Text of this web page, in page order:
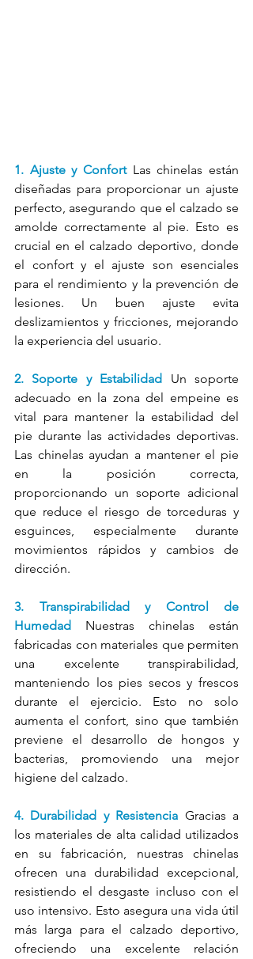
1. Ajuste y Confort Las chinelas están
diseñadas para proporcionar un ajuste
perfecto, asegurando que el calzado se
amolde correctamente al pie. Esto es
crucial en el calzado deportivo, donde
el confort y el ajuste son esenciales
para el rendimiento y la prevención de
lesiones. Un buen ajuste evita
deslizamientos y fricciones, mejorando
la experiencia del usuario.
2. Soporte y Estabilidad
Un soporte
adecuado en la zona del empeine es
vital para mantener la estabilidad del
pie durante las actividades deportivas.
Las chinelas ayudan a mantener el pie
en la posición correcta,
proporcionando un soporte adicional
que reduce el riesgo de torceduras y
esguinces, especialmente durante
movimientos rápidos y cambios de
dirección.
3. Transpirabilidad y Control de
Humedad
Nuestras chinelas están
fabricadas con materiales que permiten
una excelente transpirabilidad,
manteniendo los pies secos y frescos
durante el ejercicio. Esto no solo
aumenta el confort, sino que también
previene el desarrollo de hongos y
bacterias, promoviendo una mejor
higiene del calzado.
4. Durabilidad y Resistencia Gracias a
los materiales de alta calidad utilizados
en su fabricación, nuestras chinelas
ofrecen una durabilidad excepcional,
resistiendo el desgaste incluso con el
uso intensivo. Esto asegura una vida útil
más larga para el calzado deportivo,
ofreciendo una excelente relación